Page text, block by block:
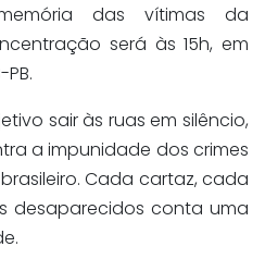
das vítimas da
será às 15h, em
sair às ruas em silêncio,
a impunidade dos crimes
Cada cartaz, cada
desaparecidos conta uma